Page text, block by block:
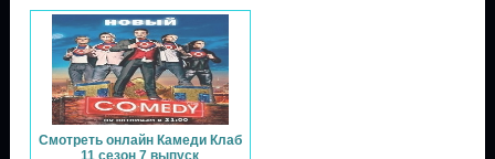
Смотреть онлайн Камеди Клаб
11 сезон 7 выпуск